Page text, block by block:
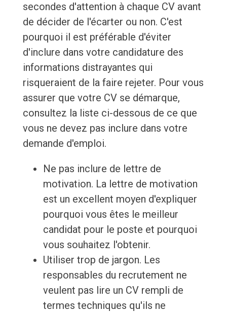
secondes d'attention à chaque CV avant
de décider de l'écarter ou non. C'est
pourquoi il est préférable d'éviter
d'inclure dans votre candidature des
informations distrayantes qui
risqueraient de la faire rejeter. Pour vous
assurer que votre CV se démarque,
consultez la liste ci-dessous de ce que
vous ne devez pas inclure dans votre
demande d'emploi.
Ne pas inclure de lettre de
motivation. La lettre de motivation
est un excellent moyen d'expliquer
pourquoi vous êtes le meilleur
candidat pour le poste et pourquoi
vous souhaitez l'obtenir.
Utiliser trop de jargon. Les
responsables du recrutement ne
veulent pas lire un CV rempli de
termes techniques qu'ils ne